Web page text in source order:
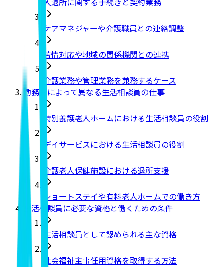
ケアマネジャーや介護職員との連絡調整
苦情対応や地域の関係機関との連携
介護業務や管理業務を兼務するケース
勤務先によって異なる生活相談員の仕事
特別養護老人ホームにおける生活相談員の役割
デイサービスにおける生活相談員の役割
介護老人保健施設における退所支援
ショートステイや有料老人ホームでの働き方
生活相談員に必要な資格と働くための条件
生活相談員として認められる主な資格
社会福祉主事任用資格を取得する方法